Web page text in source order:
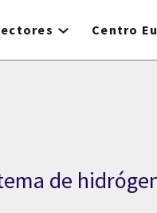
Centro
de